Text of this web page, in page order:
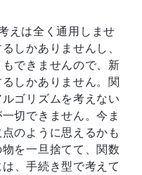
えは全く通用しませ
しかありませんし、
できませんので、新
しかありません。関
ゴリズムを考えない
切できません。今ま
のように思えるかも
を一旦捨てて、関数
、手続き型で考えて